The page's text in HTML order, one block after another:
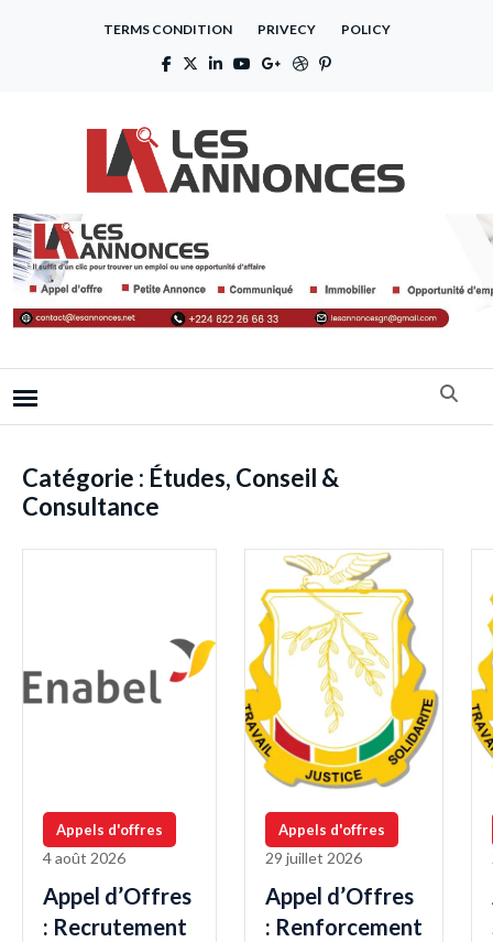
TERMS CONDITION PRIVECY POLICY
Catégorie : Études, Conseil &
Consultance
Appels d'offres
4 août 2026
Appel d’Offres
: Recrutement
Appels d'offres
29 juillet 2026
Appel d’Offres
: Renforcement